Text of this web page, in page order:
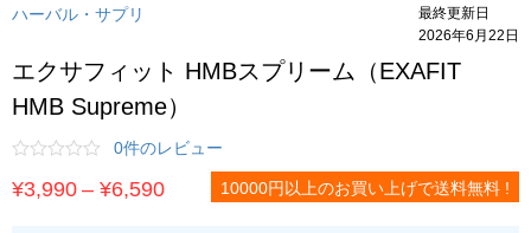
ハーバル・サプリ
最終更新日
2026年6月22日
エクサフィット HMBスプリーム（EXAFIT
HMB Supreme）
0件のレビュー
¥3,990–¥6,590価
10000円以上のお買い上げで送料無料 !